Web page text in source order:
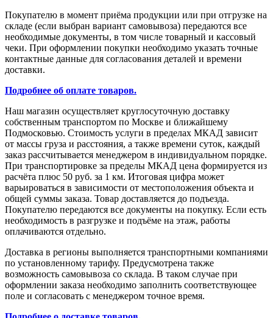
Покупателю в момент приёма продукции или при отгрузке на
складе (если выбран вариант самовывоза) передаются все
необходимые документы, в том числе товарный и кассовый
чеки. При оформлении покупки необходимо указать точные
контактные данные для согласования деталей и времени
доставки.
Подробнее об оплате товаров.
Наш магазин осуществляет круглосуточную доставку
собственным транспортом по Москве и ближайшему
Подмосковью. Стоимость услуги в пределах МКАД зависит
от массы груза и расстояния, а также времени суток, каждый
заказ рассчитывается менеджером в индивидуальном порядке.
При транспортировке за пределы МКАД цена формируется из
расчёта плюс 50 руб. за 1 км. Итоговая цифра может
варьироваться в зависимости от местоположения объекта и
общей суммы заказа. Товар доставляется до подъезда.
Покупателю передаются все документы на покупку. Если есть
необходимость в разгрузке и подъёме на этаж, работы
оплачиваются отдельно.
Доставка в регионы выполняется транспортными компаниями
по установленному тарифу. Предусмотрена также
возможность самовывоза со склада. В таком случае при
оформлении заказа необходимо заполнить соответствующее
поле и согласовать с менеджером точное время.